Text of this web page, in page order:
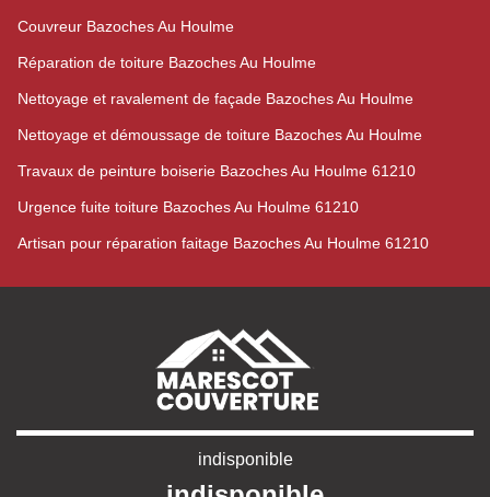
Couvreur Bazoches Au Houlme
Réparation de toiture Bazoches Au Houlme
Nettoyage et ravalement de façade Bazoches Au Houlme
Nettoyage et démoussage de toiture Bazoches Au Houlme
Travaux de peinture boiserie Bazoches Au Houlme 61210
Urgence fuite toiture Bazoches Au Houlme 61210
Artisan pour réparation faitage Bazoches Au Houlme 61210
indisponible